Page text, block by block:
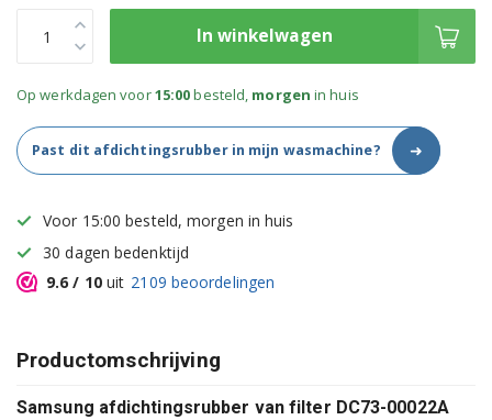
In winkelwagen
Op werkdagen voor15:00besteld, morgen in huis
Past dit afdichtingsrubber in mijn wasmachine? ➜
Voor 15:00 besteld, morgen in huis
30 dagen bedenktijd
9.6 / 10uit 2109 beoordelingen
Productomschrijving
Samsung afdichtingsrubber van filter DC73-00022A